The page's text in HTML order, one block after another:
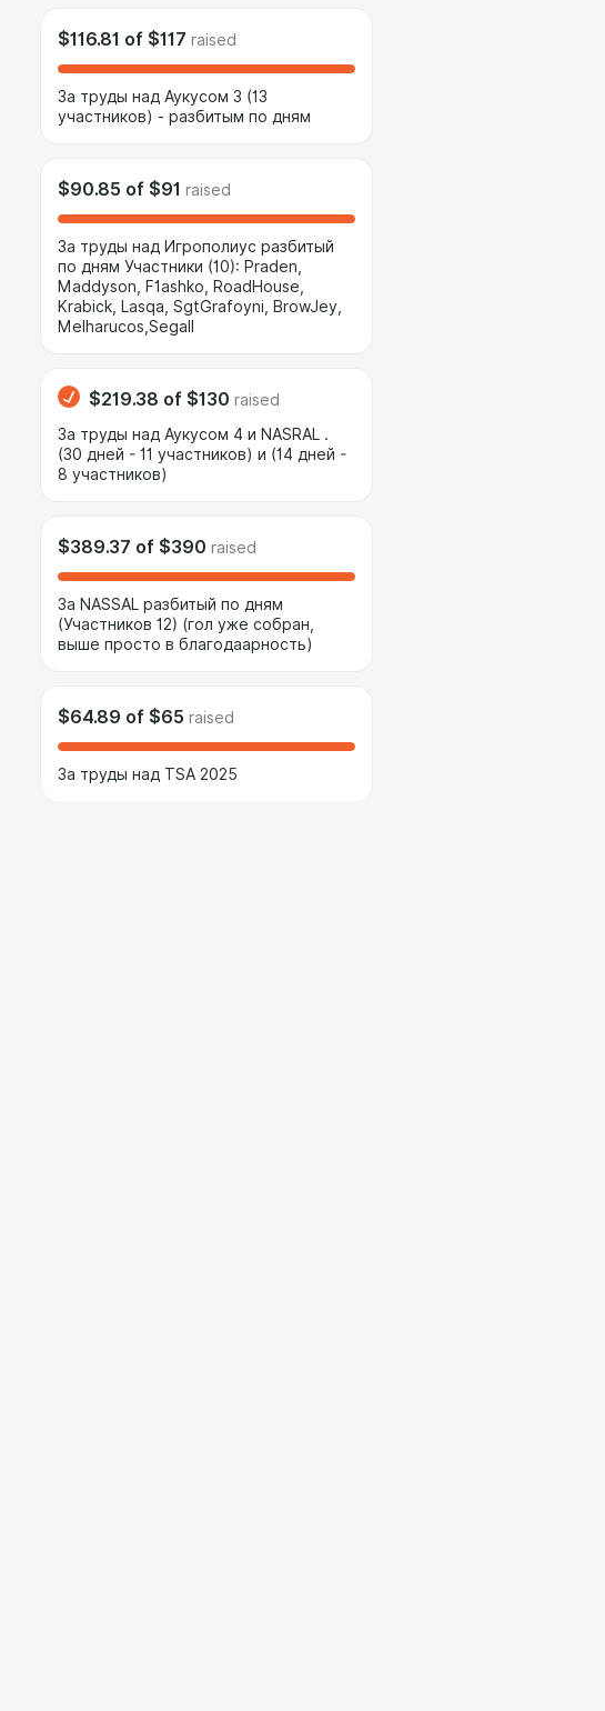
$116.81 of $117 raised
За труды над Аукусом 3 (13
участников) - разбитым по дням
$90.85 of $91 raised
За труды над Игрополиус разбитый
по дням Участники (10): Praden,
Maddyson, F1ashko, RoadHouse,
Krabick, Lasqa, SgtGrafoyni, BrowJey,
Melharucos,Segall
$219.38 of $130 raised
За труды над Аукусом 4 и NASRAL .
(30 дней - 11 участников) и (14 дней -
8 участников)
$389.37 of $390 raised
За NASSAL разбитый по дням
(Участников 12) (гол уже собран,
выше просто в благодаарность)
$64.89 of $65 raised
За труды над TSA 2025